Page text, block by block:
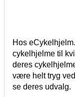
Hos
cykelhjelme til
deres
være helt tryg
se deres udvalg.